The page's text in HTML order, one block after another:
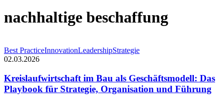
nachhaltige beschaffung
Kreislaufwirtschaft
im
als
Geschäftsmodell:
Das
Best PracticeInnovationLeadershipStrategie
02.03.2026
Kreislaufwirtschaft im Bau als Geschäftsmodell: Das
Playbook für Strategie, Organisation und Führung